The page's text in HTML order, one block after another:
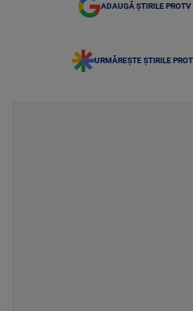
ADAUGĂ ȘTIRILE PROTV
URMĂREȘTE ȘTIRILE